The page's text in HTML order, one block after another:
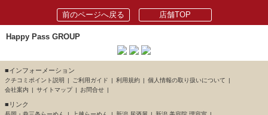
前のページへ戻る 店舗TOP
Happy Pass GROUP
■インフォーメーション
クチコミポイント説明 ご利用ガイド 利用規約
個人情報の取り扱いについて
会社案内
サイトマップ お問合せ
■リンク